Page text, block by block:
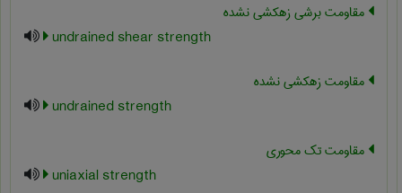
مقاومت برشی زهکشی نشده
undrained shear strength
مقاومت زهکشی نشده
undrained strength
مقاومت تک محوری
uniaxial strength